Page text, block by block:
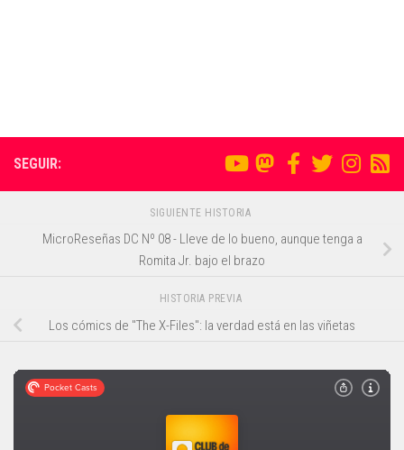
SEGUIR:
SIGUIENTE HISTORIA
MicroReseñas DC Nº 08 - Lleve de lo bueno, aunque tenga a
Romita Jr. bajo el brazo
HISTORIA PREVIA
Los cómics de "The X-Files": la verdad está en las viñetas